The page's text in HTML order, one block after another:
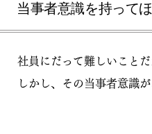
当事者意識を持って
社員にだって難しいことだ
しかし、その当事者意識が